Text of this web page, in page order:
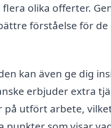
olika offerter.
förståelse för
kan även ge dig
erbjuder extra
på utfört arbete,